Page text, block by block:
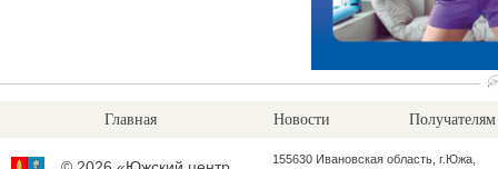
Главная Новости Получателям
155630 Ивановская область, г.Южа,